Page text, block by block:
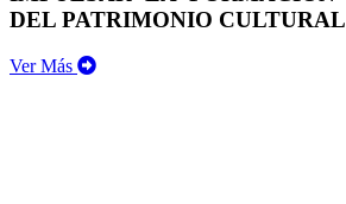
DEL PATRIMONIO CULTURAL
Ver Más